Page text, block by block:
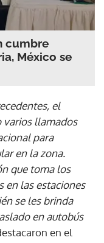
cumbre
México se
el
varios llamados
para
en la zona.
que toma los
en las estaciones
se les brinda
en autobús
en el